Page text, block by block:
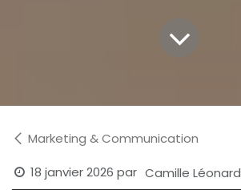
Marketing & Communication
18 janvier 2026 par Camille Léonard